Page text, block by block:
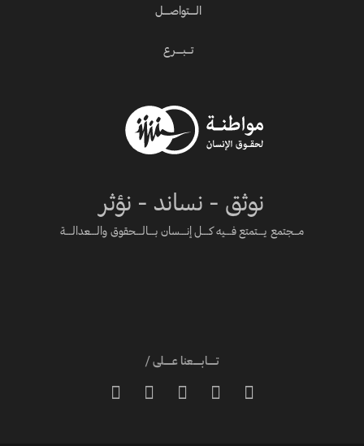
نوثق - نساند - نؤثر
مـــجتمع يــــتمتع فــــيه كــــل إنــــسان بــــالــــحقوق والــــعدالــــة
تـــــابـــــعنا عـــــلى /





الــــتواصــــل
تـــبــــرع